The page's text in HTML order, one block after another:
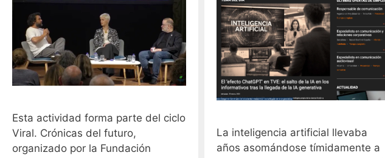
Esta actividad forma parte del ciclo
Viral. Crónicas del futuro,
organizado por la Fundación
La inteligencia artificial llevaba
años asomándose tímidamente a